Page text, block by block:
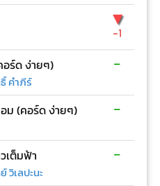
▼
-1
อร์ด ง่ายๆ)
คำภีร์
-
อม (คอร์ด ง่ายๆ) -
เต็มฟ้า
วิเลปะนะ
-